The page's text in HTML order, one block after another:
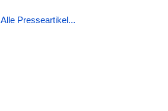
Alle Presseartikel...